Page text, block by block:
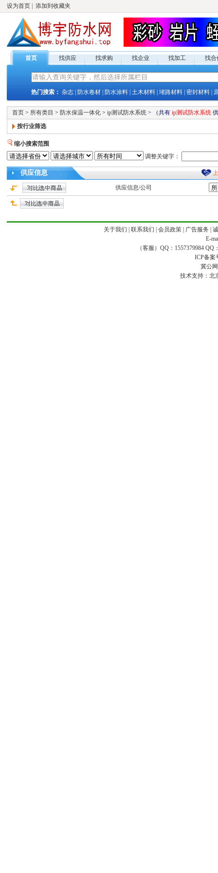
设为首页 添加到收藏夹
首页 找供应 找求购 找企业 找加工 找合
热门搜索： 杂志 防水卷材 防水涂料 土木材料 堵路材料 密封材料
首页 > 所有类目 > 防水保温一体化 > ip测试防水系统 > （共有 ip测试防水系统
按行业筛选
缩小搜索范围
调整关键字：
供应信息
供应信息/公司
关于我们 联系我们 会员政策| 广告服务
E-
（客服）QQ：1557379984 QQ
ICP备案
冀公
技术支持： 北